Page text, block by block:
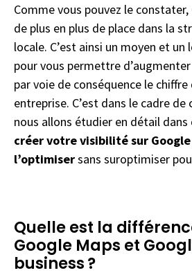
Comme vous pouvez le
de plus en plus de place dans la
locale. C’est ainsi un moyen et
pour vous permettre
par voie de conséquence le
entreprise. C’est dans le cadre
nous allons étudier en détail
créer votre visibilité sur Google
l’optimisersans suroptimiser
Quelle est la
Google Maps et
business ?